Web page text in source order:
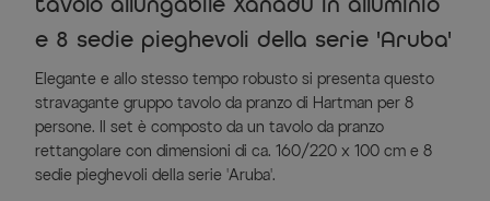
e 8 sedie pieghevoli della serie 'Aruba'
Elegante e allo stesso tempo robusto si presenta questo
stravagante gruppo tavolo da pranzo di Hartman per 8
persone. Il set è composto da un tavolo da pranzo
rettangolare con dimensioni di ca. 160/220 x 100 cm e 8
sedie pieghevoli della serie 'Aruba'.